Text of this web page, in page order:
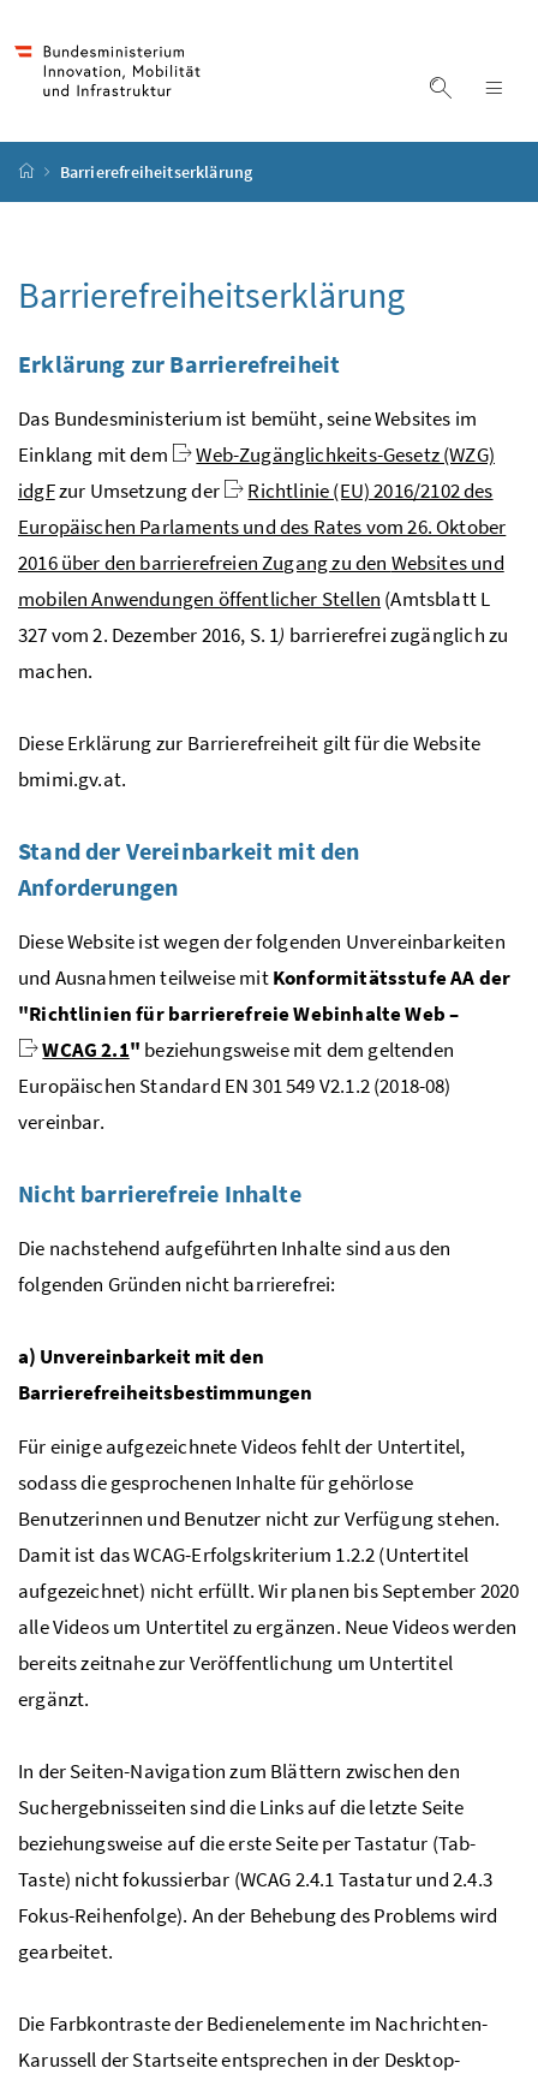
Suche
Startseite
Barrierefreiheitserklärung
Barrierefreiheitserklärung
Erklärung zur Barrierefreiheit
Das Bundesministerium ist bemüht, seineWebsites im
Einklang mit dem
Web-Zugänglichkeits-Gesetz (WZG)
idgFzur Umsetzung der
Richtlinie (EU) 2016/2102 des
Europäischen Parlaments und des Rates vom 26. Oktober
2016 über den barrierefreien Zugang zu den Websitesund
mobilen Anwendungen öffentlicher Stellen (Amtsblatt L
327 vom 2. Dezember 2016, S. 1) barrierefrei zugänglich zu
machen.
Diese Erklärung zur Barrierefreiheit gilt für dieWebsite
bmimi.gv.at.
Stand der Vereinbarkeit mit den
Anforderungen
DieseWebsiteist wegen der folgenden Unvereinbarkeiten
und Ausnahmen teilweisemitKonformitätsstufe AA der
"Richtlinien für barrierefreie WebinhalteWeb–
WCAG 2.1" beziehungsweise mit dem geltenden
Europäischen Standard EN 301 549 V2.1.2 (2018-08)
vereinbar.
Nicht barrierefreie Inhalte
Die nachstehend aufgeführten Inhalte sind aus den
folgenden Gründen nicht barrierefrei:
a) Unvereinbarkeit mit den
Barrierefreiheitsbestimmungen
Für einige aufgezeichnete Videos fehlt der Untertitel,
sodass die gesprochenen Inhalte für gehörlose
Benutzerinnen und Benutzer nicht zur Verfügung stehen.
Damit ist das WCAG-Erfolgskriterium 1.2.2 (Untertitel
aufgezeichnet) nicht erfüllt. Wir planen bis September 2020
alle Videos um Untertitel zu ergänzen. Neue Videos werden
bereits zeitnahe zur Veröffentlichung um Untertitel
ergänzt.
In der Seiten-Navigation zum Blättern zwischen den
Suchergebnisseiten sind die Links auf die letzte Seite
beziehungsweise auf die erste Seite per Tastatur (Tab-
Taste) nicht fokussierbar (WCAG 2.4.1 Tastatur und 2.4.3
Fokus-Reihenfolge). An der Behebung des Problems wird
gearbeitet.
Die Farbkontraste der Bedienelemente im Nachrichten-
Karussell der Startseite entsprechen in der Desktop-